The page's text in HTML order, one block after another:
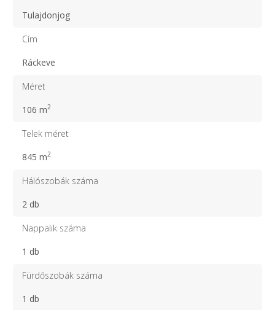
Tulajdonjog
Cím
Ráckeve
Méret
106 m2
Telek méret
845 m2
Hálószobák száma
2 db
Nappalik száma
1 db
Fürdőszobák száma
1 db